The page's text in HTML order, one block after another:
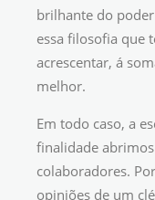
brilhante do
essa filosofia que
acrescentar, á
melhor.
Em todo caso, a
finalidade
colaboradores.
opiniões de um